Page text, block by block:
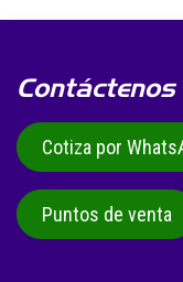
Contáctenos
Cotiza por
Puntos de venta